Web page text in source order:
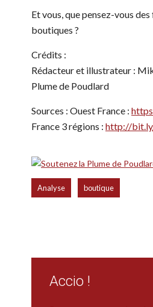
Et vous, que pensez-vous
boutiques ?
Crédits :
Rédacteur et illustrateur :
Plume de Poudlard
Sources : Ouest France :
France 3 régions : http://
Analyse boutique
Accio !